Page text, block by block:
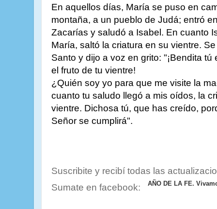
En aquellos días, María se puso en
montaña, a un pueblo de Judá; entró
Zacarías y saludó a Isabel. En cuanto
María, saltó la criatura en su vientre.
Santo y dijo a voz en grito: "¡Bendita
el fruto de tu vientre!
¿Quién soy yo para que me visite la
cuanto tu saludo llegó a mis oídos, la
vientre. Dichosa tú, que has creído,
Señor se cumplirá".
Suscribite y recibí todas las
Sumate en facebook:
AÑO DE LA FE.